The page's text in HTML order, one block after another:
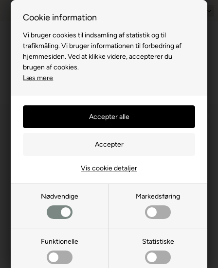
Cookie information
Vi bruger cookies til indsamling af statistik og til
trafikmåling. Vi bruger informationen til forbedring af
hjemmesiden. Ved at klikke videre, accepterer du
brugen af cookies.
Læs mere
Nødvendige Markedsføring
Funktionelle Statistiske
Vis cookie detaljer
Billig
Menu